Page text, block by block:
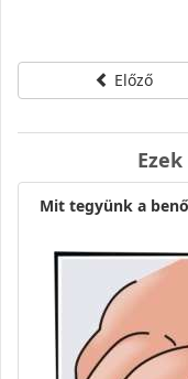
Előző
Mit tegyünk a